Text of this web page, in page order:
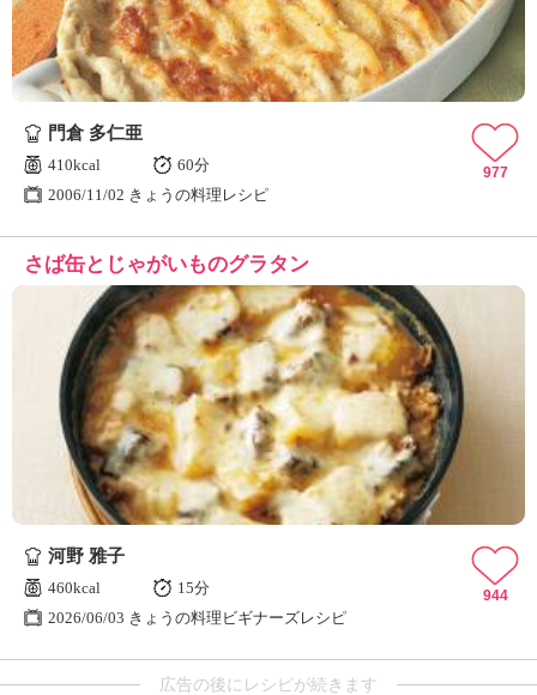
門倉 多仁亜
410kcal
60分
2006/11/02 きょうの料理レシピ
977
さば缶とじゃがいものグラタン
河野 雅子
460kcal
15分
2026/06/03 きょうの料理ビギナーズレシピ
944
広告の後にレシピが続きます